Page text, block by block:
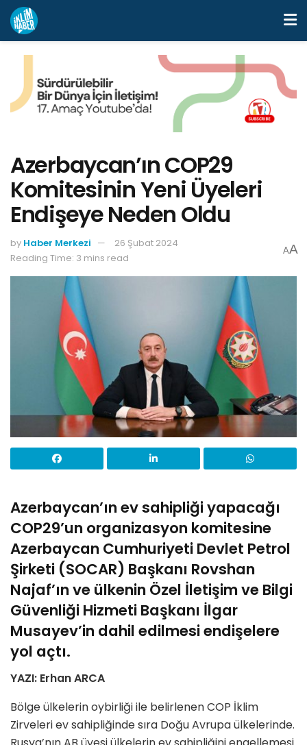
Azerbaycan’ın COP29
Komitesinin Yeni Üyeleri
Endişeye Neden Oldu
by Haber Merkezi
26 Şubat 2024
Reading Time: 3 mins read
AA
Azerbaycan’ın ev sahipliği yapacağı
COP29’un organizasyon komitesine
Azerbaycan Cumhuriyeti Devlet Petrol
Şirketi (SOCAR) Başkanı Rovshan
Najaf’ın ve ülkenin Özel İletişim ve Bilgi
Güvenliği Hizmeti Başkanı İlgar
Musayev’in dahil edilmesi endişelere
yol açtı.
YAZI: Erhan ARCA
Bölge ülkelerin oybirliği ile belirlenen COP İklim
Zirveleri ev sahipliğinde sıra Doğu Avrupa ülkelerinde.